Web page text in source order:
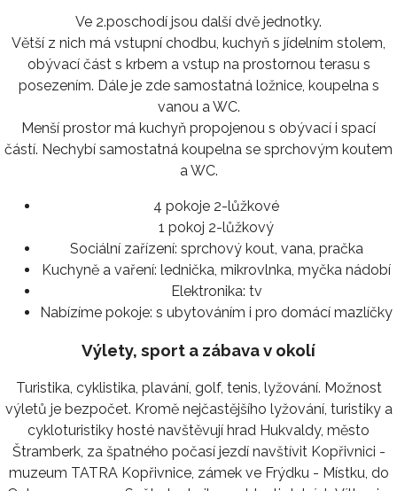
Ve 2.poschodí jsou další dvě jednotky.
Větší z nich má vstupní chodbu, kuchyň s jídelním stolem,
obývací část s krbem a vstup na prostornou terasu s
posezením. Dále je zde samostatná ložnice, koupelna s
vanou a WC.
Menší prostor má kuchyň propojenou s obývací i spací
částí. Nechybí samostatná koupelna se sprchovým koutem
a WC.
4 pokoje 2-lůžkové
1 pokoj 2-lůžkový
Sociální zařízení: sprchový kout, vana, pračka
Kuchyně a vaření: lednička, mikrovlnka, myčka nádobí
Elektronika: tv
Nabízíme pokoje: s ubytováním i pro domácí mazlíčky
Výlety, sport a zábava v okolí
Turistika, cyklistika, plavání, golf, tenis, lyžování. Možnost
výletů je bezpočet. Kromě nejčastějšího lyžování, turistiky a
cykloturistiky hosté navštěvují hrad Hukvaldy, město
Štramberk, za špatného počasí jezdí navštívit Kopřivnici -
muzeum TATRA Kopřivnice, zámek ve Frýdku - Místku, do